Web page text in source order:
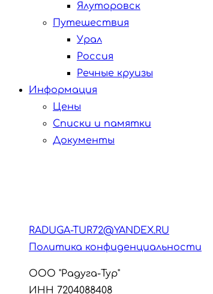
Ялуторовск
Путешествия
Урал
Россия
Речные круизы
Информация
Цены
Списки и памятки
Документы
RADUGA-TUR72@YANDEX.RU
Политика конфиденциальности
ООО "Радуга-Тур"
ИНН 7204088408